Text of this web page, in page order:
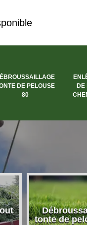
DE PELOUSE
80
DE
tonte de